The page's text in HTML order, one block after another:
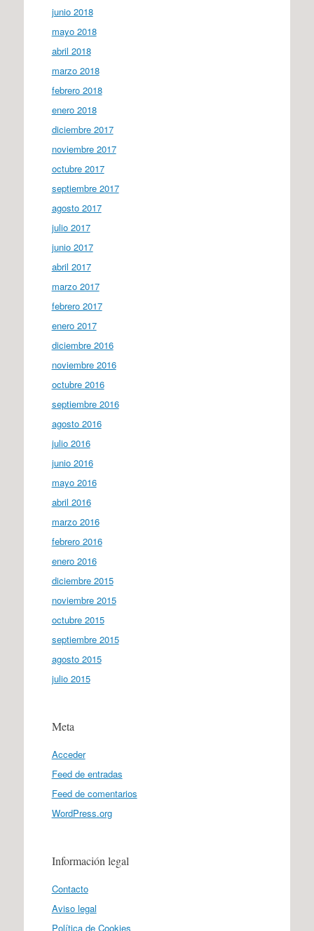
junio 2018
mayo 2018
abril 2018
marzo 2018
febrero 2018
enero 2018
diciembre 2017
noviembre 2017
octubre 2017
septiembre 2017
agosto 2017
julio 2017
junio 2017
abril 2017
marzo 2017
febrero 2017
enero 2017
diciembre 2016
noviembre 2016
octubre 2016
septiembre 2016
agosto 2016
julio 2016
junio 2016
mayo 2016
abril 2016
marzo 2016
febrero 2016
enero 2016
diciembre 2015
noviembre 2015
octubre 2015
septiembre 2015
agosto 2015
julio 2015
Meta
Acceder
Feed de entradas
Feed de comentarios
WordPress.org
Información legal
Contacto
Aviso legal
Política de Cookies